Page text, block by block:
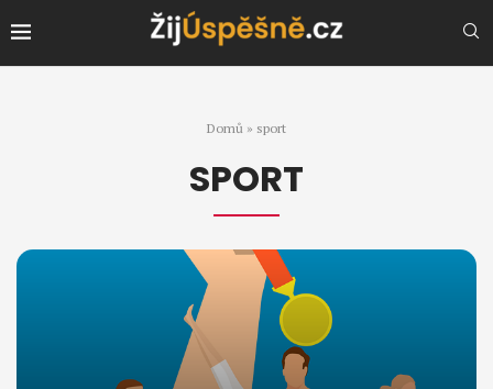
Domů » sport
SPORT